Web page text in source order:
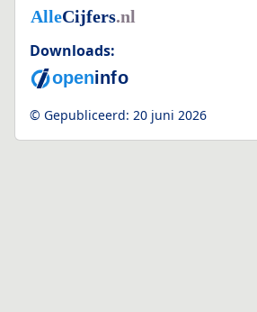
Downloads:
© Gepubliceerd: 20 juni 2026